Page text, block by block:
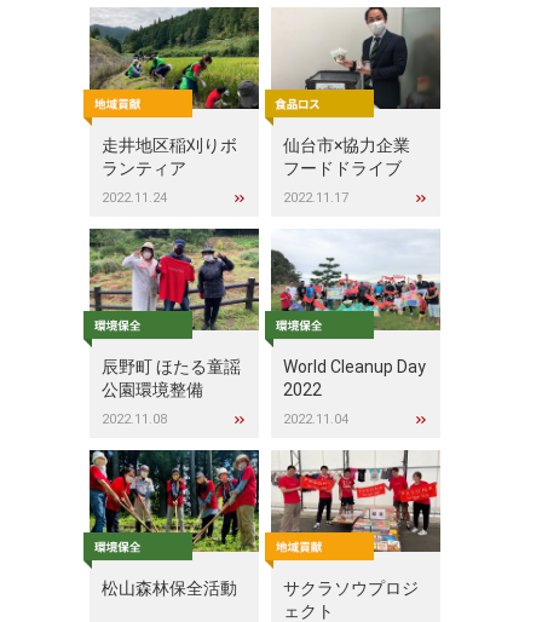
走井地区稲刈りボ
ランティア
2022.11.24
仙台市×協力企業
フードドライブ
2022.11.17
辰野町 ほたる童謡
公園環境整備
2022.11.08
World Cleanup Day
2022
2022.11.04
松山森林保全活動
サクラソウプロジ
ェクト